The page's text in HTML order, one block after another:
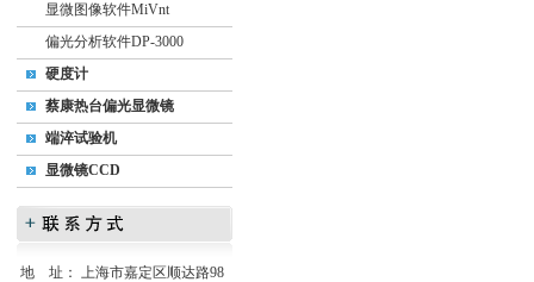
显微图像软件MiVnt
偏光分析软件DP-3000
硬度计
蔡康热台偏光显微镜
端淬试验机
显微镜CCD
地 址： 上海市嘉定区顺达路98